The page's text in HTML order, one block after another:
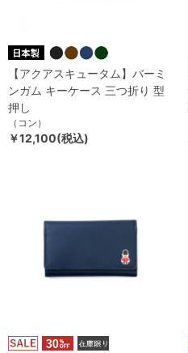
【アクアスキュータム】バーミ
ンガム キーケース 三つ折り 型
押し
（コン）
￥12,100(税込)